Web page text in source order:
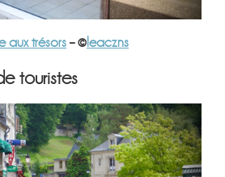
aux trésors – ©leaczns
touristes